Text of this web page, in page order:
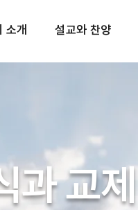
소개 설교와 찬양
과 교제